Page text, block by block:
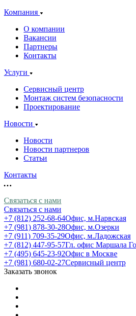
Компания
О компании
Вакансии
Партнеры
Контакты
Услуги
Сервисный центр
Монтаж систем безопасности
Проектирование
Новости
Новости
Новости партнеров
Статьи
Контакты
Связаться с нами
Связаться с нами
+7 (812) 252-68-64Офис, м.Нарвская
+7 (981) 878-30-28Офис, м.Озерки
+7 (911) 709-35-29Офис, м.Ладожская
+7 (812) 447-95-57Гл. офис Маршала
+7 (495) 645-23-92Офис в Москве
+7 (981) 680-02-27Сервисный центр
Заказать звонок